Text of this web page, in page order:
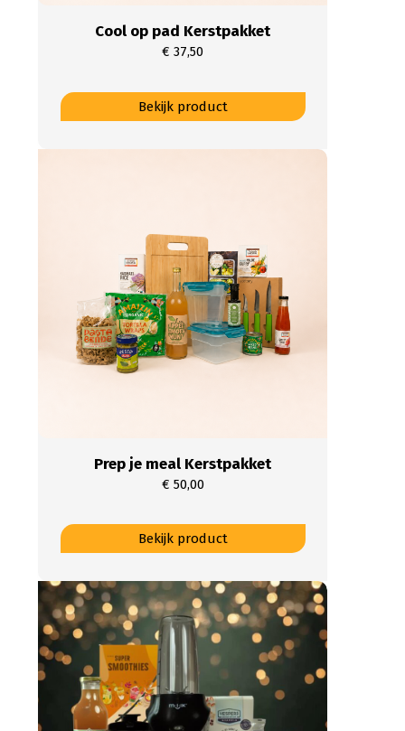
Cool op pad Kerstpakket
€ 37,50
Bekijk product
Prep je meal Kerstpakket
€ 50,00
Bekijk product